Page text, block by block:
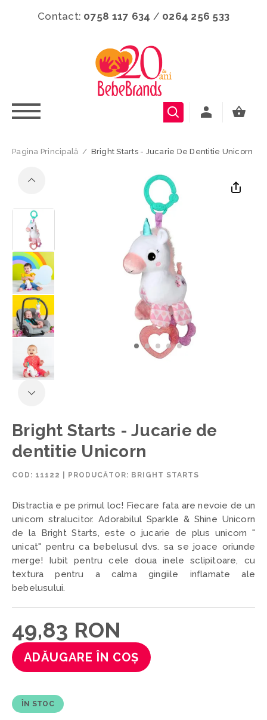
Contact: 0758 117 634 / 0264 256 533
Pagina Principală / Bright Starts - Jucarie De Dentitie Unicorn
Bright Starts - Jucarie de
dentitie Unicorn
COD: 11122 PRODUCĂTOR: BRIGHT STARTS
Distractia e pe primul loc! Fiecare fata are nevoie de un
unicorn stralucitor. Adorabilul Sparkle & Shine Unicorn
de la Bright Starts, este o jucarie de plus unicorn "
unicat" pentru ca bebelusul dvs. sa se joace oriunde
merge! Iubit pentru cele doua inele sclipitoare, cu
textura pentru a calma gingiile inflamate ale
bebelusului.
49,83 RON
ADĂUGARE ÎN COȘ
ÎN STOC